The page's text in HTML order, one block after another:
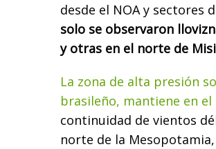
desde el NOA y sectores
solo se observaron
y otras en el norte de
La zona de alta presión
brasileño, mantiene en
continuidad de vientos
norte de la